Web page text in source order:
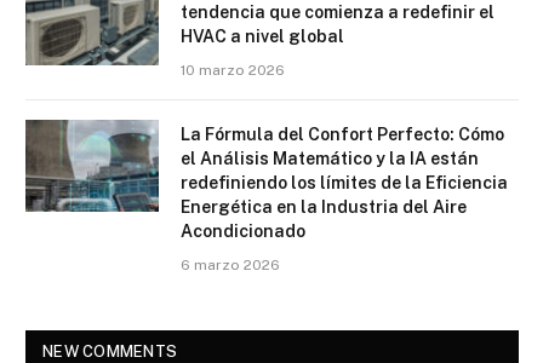
tendencia que comienza a redefinir el
HVAC a nivel global
10 marzo 2026
La Fórmula del Confort Perfecto: Cómo
el Análisis Matemático y la IA están
redefiniendo los límites de la Eficiencia
Energética en la Industria del Aire
Acondicionado
6 marzo 2026
NEW COMMENTS